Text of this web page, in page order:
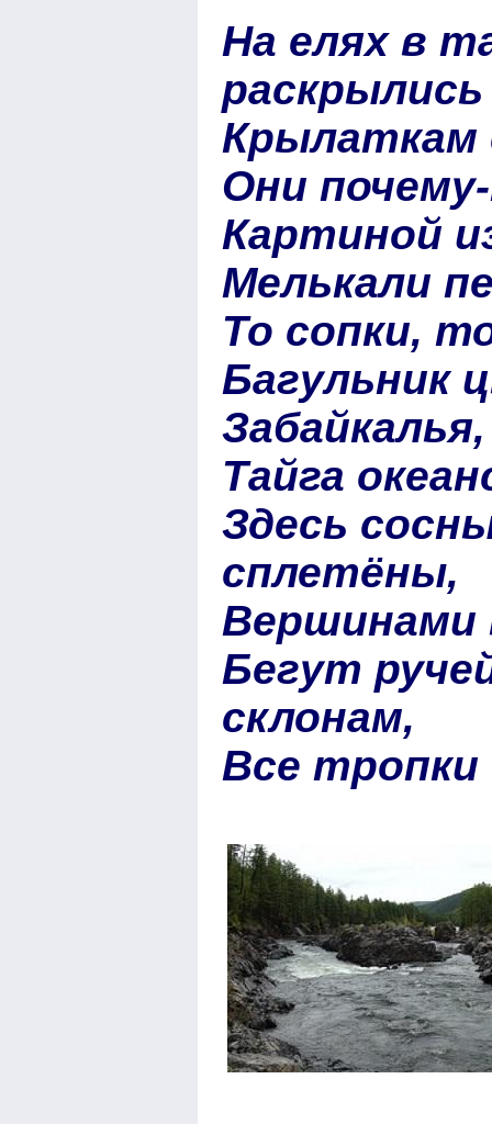
На елях в
раскрылись
Они
Картиной
Мелькали
То сопки,
Багульник
Забайкалья,
Тайга
Здесь
сплетёны,
Вершинами
Бегут
склонам,
Все тропки